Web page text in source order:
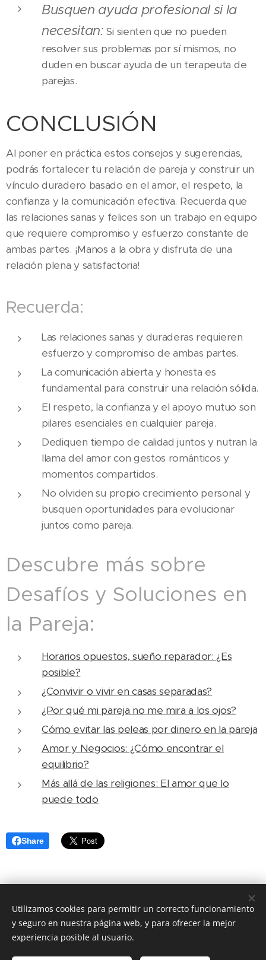
Busquen ayuda profesional si la
necesitan: Si sienten que no pueden
resolver sus problemas por sí mismos, no
duden en buscar ayuda de un terapeuta de
parejas.
CONCLUSIÓN
Al poner en práctica estos consejos y sugerencias,
podrás fortalecer tu relación de pareja y construir un
vínculo duradero basado en el amor, el respeto, la
confianza y la comunicación efectiva. Recuerda que
las relaciones sanas y felices son un trabajo en equipo
que requiere compromiso y esfuerzo constante de
ambas partes. ¡Manos a la obra y disfruta de una
relación plena y satisfactoria!
Recuerda:
Las relaciones sanas y duraderas requieren
esfuerzo y compromiso de ambas partes.
La comunicación abierta y honesta es
fundamental para construir una relación sólida.
El respeto, la confianza y el apoyo mutuo son
pilares esenciales en cualquier pareja.
Dediquen tiempo de calidad juntos y nutran la
llama del amor con gestos románticos y
momentos compartidos.
No olviden su propio crecimiento personal y
busquen oportunidades para evolucionar
juntos como pareja.
Descubre más sobre
Desafíos y Soluciones en
la Pareja:
Horarios opuestos, sueño reparador: ¿Es
posible?
¿Convivir o vivir en casas separadas?
¿Por qué mi pareja no me mira a los ojos?
Cómo evitar las peleas por dinero en la pareja
Amor y Negocios: ¿Cómo encontrar el
equilibrio?
Más allá de las religiones: El amor que lo
puede todo
Share
2024 aquí estamos
© 2023 TEAMO. Todos los derechos reservados.
Política de privacidad
Términos y condiciones
Utilizamos cookies para permitir un correcto funcionamiento
y seguro en nuestra página web, y para ofrecer la mejor
experiencia posible al usuario.